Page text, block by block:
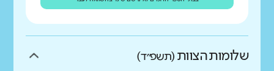
שלומות הצוות (תשפ״ד)